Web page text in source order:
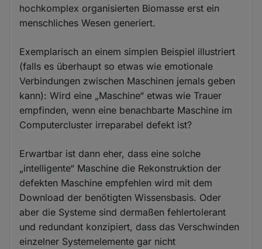
hochkomplex organisierten Biomasse erst ein
menschliches Wesen generiert.
Exemplarisch an einem simplen Beispiel illustriert
(falls es überhaupt so etwas wie emotionale
Verbindungen zwischen Maschinen jemals geben
kann): Wird eine „Maschine“ etwas wie Trauer
empfinden, wenn eine benachbarte Maschine im
Computercluster irreparabel defekt ist?
Erwartbar ist dann eher, dass eine solche
„intelligente“ Maschine die Rekonstruktion der
defekten Maschine empfehlen wird mit dem
Download der benötigten Wissensbasis. Oder
aber die Systeme sind dermaßen fehlertolerant
und redundant konzipiert, dass das Verschwinden
einzelner Systemelemente gar nicht